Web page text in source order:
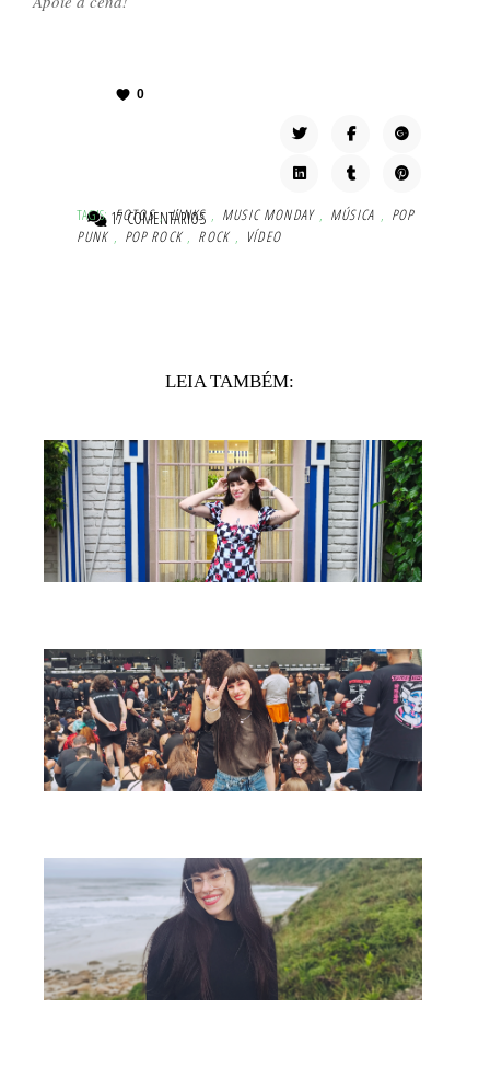
17 COMENTÁRIOS
0
TAG'S: FOTOS , LINKS , MUSIC MONDAY , MÚSICA , POP
PUNK , POP ROCK , ROCK , VÍDEO
LEIA TAMBÉM: